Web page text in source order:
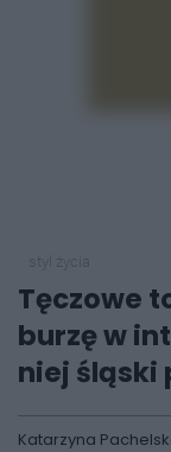
Tęczowe
burzę w
niej śląski
Katarzyna